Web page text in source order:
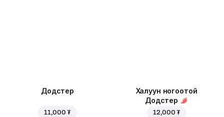
Додстер
11,000 ₮
Халуун ногоотой
Додстер
12,000 ₮